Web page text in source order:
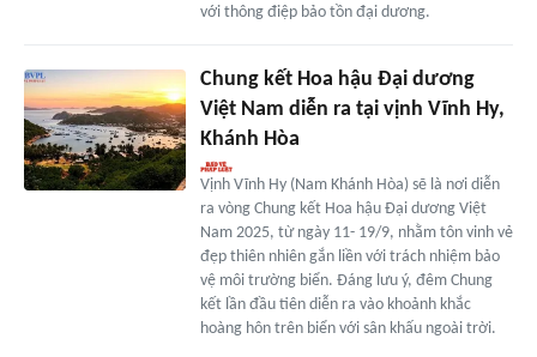
với thông điệp bảo tồn đại dương.
Chung kết Hoa hậu Đại dương
Việt Nam diễn ra tại vịnh Vĩnh Hy,
Khánh Hòa
Vịnh Vĩnh Hy (Nam Khánh Hòa) sẽ là nơi diễn
ra vòng Chung kết Hoa hậu Đại dương Việt
Nam 2025, từ ngày 11- 19/9, nhằm tôn vinh vẻ
đẹp thiên nhiên gắn liền với trách nhiệm bảo
vệ môi trường biển. Đáng lưu ý, đêm Chung
kết lần đầu tiên diễn ra vào khoảnh khắc
hoàng hôn trên biển với sân khấu ngoài trời.